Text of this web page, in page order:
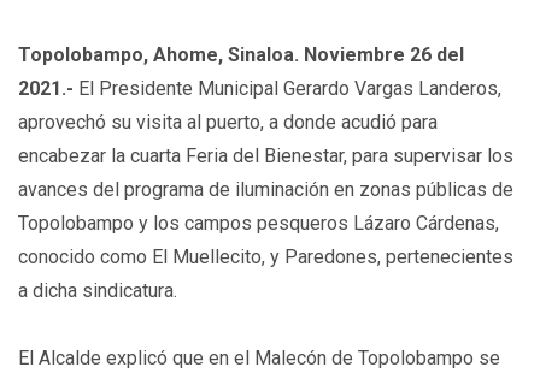
Topolobampo, Ahome, Sinaloa. Noviembre 26 del
2021.- El Presidente Municipal Gerardo Vargas Landeros,
aprovechó su visita al puerto, a donde acudió para
encabezar la cuarta Feria del Bienestar, para supervisar los
avances del programa de iluminación en zonas públicas de
Topolobampo y los campos pesqueros Lázaro Cárdenas,
conocido como El Muellecito, y Paredones, pertenecientes
a dicha sindicatura.
El Alcalde explicó que en el Malecón de Topolobampo se